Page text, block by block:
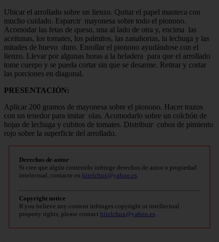
Ubicar el arrollado sobre un lienzo. Quitar el papel manteca con
mucho cuidado. Esparcir mayonesa sobre todo el pionono.
Acomodar las fetas de queso, una al lado de otra y, encima las
aceitunas, los tomates, los palmitos, las zanahorias, la lechuga y las
mitades de huevo duro. Enrollar el pionono ayudándose con el
lienzo. Llevar por algunas horas a la heladera para que el arrollado
tome cuerpo y se pueda cortar sin que se desarme. Retirar y cortar
las porciones en diagonal.
PRESENTACIÓN:
Aplicar 200 gramos de mayonesa sobre el pionono. Hacer trazos
con un tenedor para imitar olas. Acomodarlo sobre un colchón de
hojas de lechuga y cubitos de tomates. Distribuir cubos de pimiento
rojo sobre la superficie del arrollado.
Derechos de autor
Si cree que algún contenido infringe derechos de autor o propiedad
intelectual, contacte en bitelchux@yahoo.es
Copyright notice
If you believe any content infringes copyright or intellectual
property rights, please contact bitelchux@yahoo.es